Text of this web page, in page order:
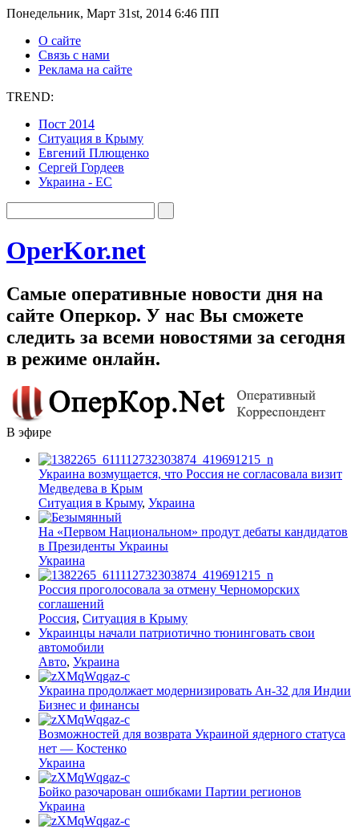
Понедельник, Март 31st, 2014 6:46 ПП
О сайте
Связь с нами
Реклама на сайте
TREND:
Пост 2014
Ситуация в Крыму
Евгений Плющенко
Сергей Гордеев
Украина - ЕС
OperKor.net
Самые оперативные новости дня на
сайте Оперкор. У нас Вы сможете
следить за всеми новостями за сегодня
в режиме онлайн.
В эфире
Украина возмущается, что Россия не согласовала визит
Медведева в Крым
Ситуация в Крыму, Украина
На «Первом Национальном» продут дебаты кандидатов
в Президенты Украины
Украина
Россия проголосовала за отмену Черноморских
соглашений
Россия, Ситуация в Крыму
Украинцы начали патриотично тюнинговать свои
автомобили
Авто, Украина
Украина продолжает модернизировать Ан-32 для Индии
Бизнес и финансы
Возможностей для возврата Украиной ядерного статуса
нет — Костенко
Украина
Бойко разочарован ошибками Партии регионов
Украина